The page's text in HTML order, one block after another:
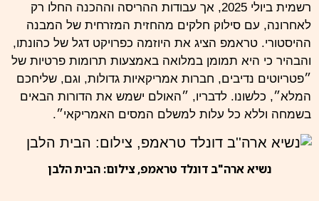
רשמית ביולי 2025, אך עבודות ההריסה וההכנה החלו רק
לאחרונה, עם סילוק חלקים מהחזית המזרחית של המבנה
ההיסטורי. טראמפ הציג את היוזמה כפרויקט דגל של כהונתו,
והבהיר כי היא תמומן במלואה באמצעות תרומות פרטיות של
״פטריוטים נדיבים, חברות אמריקאיות גדולות, וגם, שליחכם
המלא״, כלשונו. לדבריו, ״האולם ישמש את הדורות הבאים
בשמחה וללא כל עלות למשלם המסים האמריקאי״.
נשיא ארה"ב דונלד טראמפ, צילום: הבית הלבן